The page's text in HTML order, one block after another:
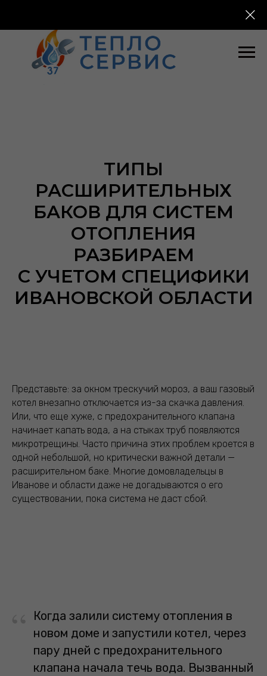
ТИПЫ
РАСШИРИТЕЛЬНЫХ
БАКОВ ДЛЯ СИСТЕМ
ОТОПЛЕНИЯ
РАЗБИРАЕМ
С УЧЕТОМ СПЕЦИФИКИ
ИВАНОВСКОЙ ОБЛАСТИ
Представьте: за окном трескучий мороз, а ваш газовый
котел внезапно отключается из-за скачка давления.
Или, что еще хуже, с предохранительного клапана
начинает капать вода, а на стыках труб появляются
микротрещины. Часто причина этих проблем кроется в
одной небольшой, но критически важной детали —
расширительном баке. Многие домовладельцы в
Иванове и области даже не догадываются о его
существовании, пока система не даст сбой.
Когда залили систему отопления в
новом доме и запустили котел, через
пару дней с предохранительного
клапана начала течь вода. Вызванный